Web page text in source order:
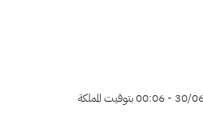
تاريخ آخر تعديل 30/06/2026 - 00:06 بتوقيت المملكة